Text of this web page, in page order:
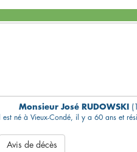
Monsieur José RUDOWSKI
Il est né à Vieux-Condé, il y a 60 ans et
Avis de décès